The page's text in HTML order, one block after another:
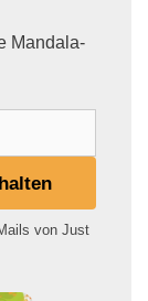
Mandala-
von Just